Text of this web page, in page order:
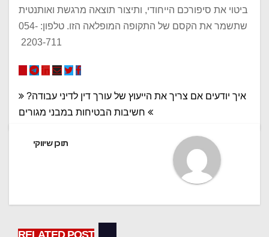
ביטוי את סיפורכם הייחודי, ותיצור תוצאה מרגשת ואותנטית
שתשמר את הקסם של התקופה המופלאה הזו. טלפון: 054-
2203-711
ניווט
איך יודעים אם צריך את הייעוץ של עורך דין לדיני עבודה?
חשיבות הבטיחות במבני מגורים
תוכן שיווקי